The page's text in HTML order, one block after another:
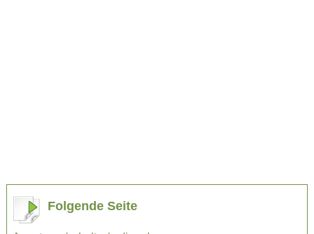
Folgende Seite